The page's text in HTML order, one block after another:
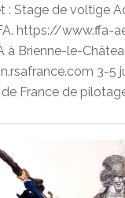
: Stage de voltige
https://www.ffa-
à Brienne-le-
3-5
France de